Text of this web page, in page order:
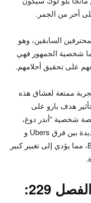
أحر من الجمر.
السابقين، وهو
عن تدريب فريق بلو لوك 229. أما شخصية الجمهور فهي
على تحقيق أحلامهم.
بلو لوك الفصل 229 توفر تجربة ممتعة لعشاق هذه
هدف بارو على
شخصية “أندر دوغ،
هيوري”. كما ستشهد المانجا المباراة الشديدة بين فرق Ubers و
Bastard Munchen في مسابقة Blue Lock، مما يؤدي إلى تغيير كبير
229: